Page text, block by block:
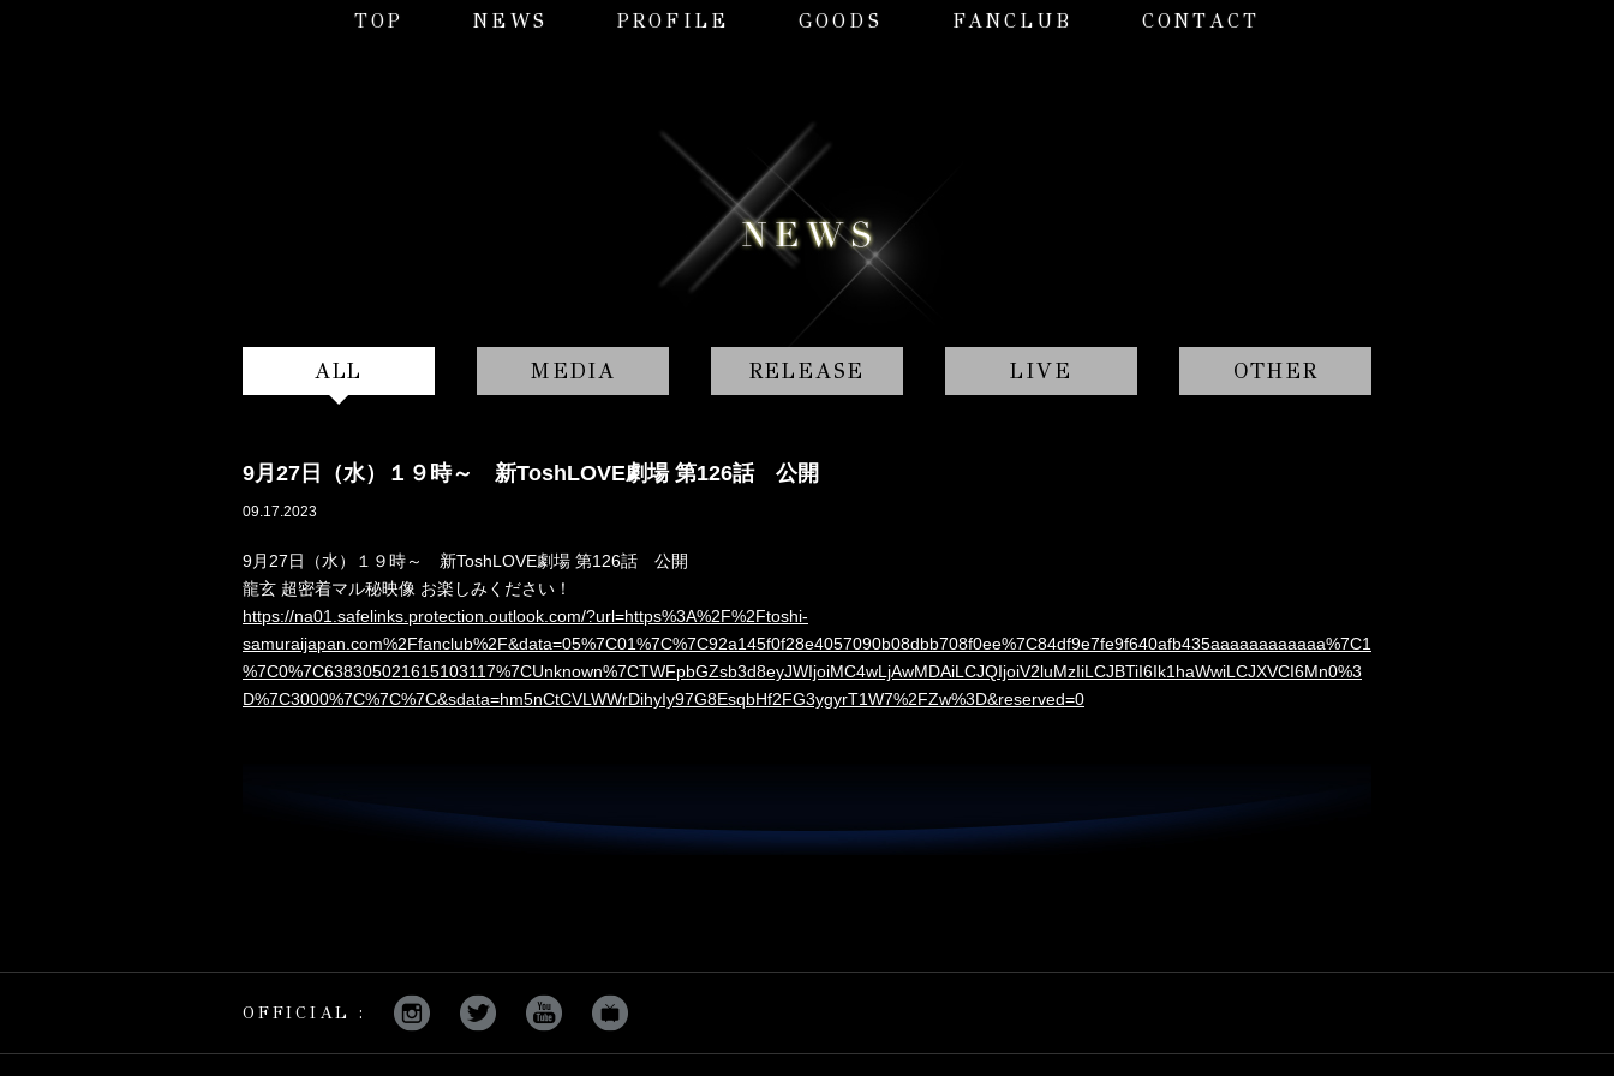
TOP NEWS PROFILE GOODS FANCLUB CONTACT
ALL MEDIA RELEASE LIVE OTHER
9月27日（水）１９時～ 新ToshLOVE劇場 第126話 公開
09.17.2023
9月27日（水）１９時～ 新ToshLOVE劇場 第126話 公開
龍玄 超密着マル秘映像 お楽しみください！
https://na01.safelinks.protection.outlook.com/?url=https%3A%2F%2Ftoshi-
samuraijapan.com%2Ffanclub%2F&data=05%7C01%7C%7C92a145f0f28e4057090b08dbb708f0ee%7C84df9e7fe9f640afb435aaaaaaaaaaaa%7C1
%7C0%7C638305021615103117%7CUnknown%7CTWFpbGZsb3d8eyJWIjoiMC4wLjAwMDAiLCJQIjoiV2luMzIiLCJBTiI6Ik1haWwiLCJXVCI6Mn0%3
D%7C3000%7C%7C%7C&sdata=hm5nCtCVLWWrDihyIy97G8EsqbHf2FG3ygyrT1W7%2FZw%3D&reserved=0
OFFICIAL :